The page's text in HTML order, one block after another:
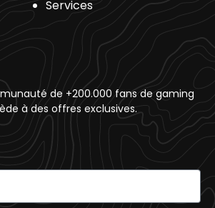
Services
de +200.000 fans de gaming
à des offres exclusives.